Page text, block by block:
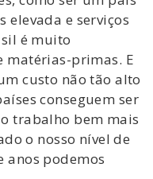
elevada e serviços
é muito
matérias-primas. E
custo não tão alto
conseguem ser
trabalho bem mais
o nosso nível de
anos podemos